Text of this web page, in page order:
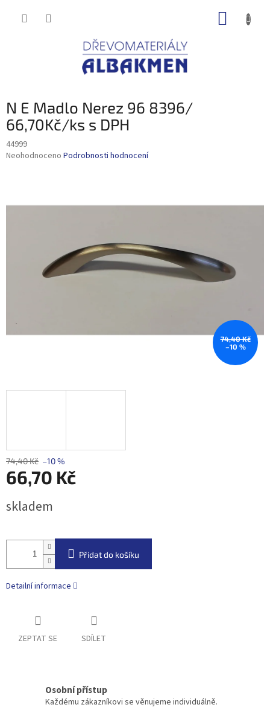
N E Madlo Nerez 96 8396/
66,70Kč/ks s DPH
44999
Průměrné
Neohodnoceno Podrobnosti hodnocení
74,40 Kč
–10 %
74,40 Kč –10 %
66,70 Kč
cena:
skladem
Přidat do košíku
Detailní informace
ZEPTAT SE SDÍLET
Osobní přístup
Každému zákazníkovi se věnujeme individuálně.